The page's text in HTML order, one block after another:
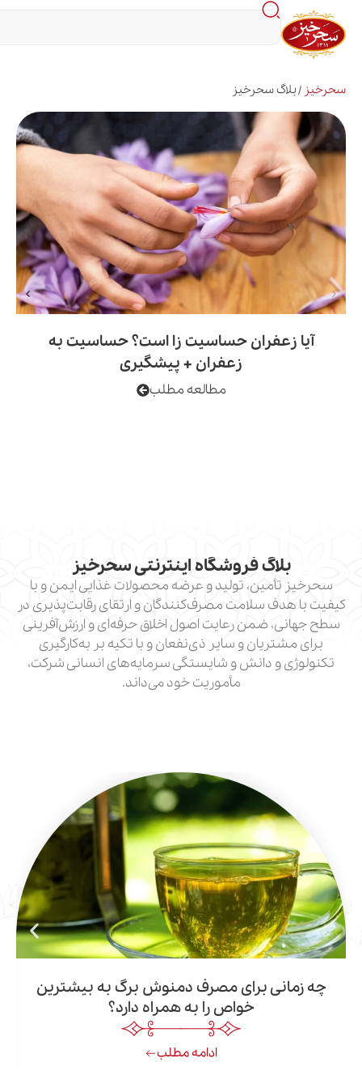
سحرخیز
زعفران حساسیت زا است؟ حساسیت به
زعفران + پیشگیری
مطالعه مطلب
فروشگاه اینترنتی سحرخیز
تولید و عرضه محصولات غذایی ایمن و با
سلامت مصرف‌کنندگان و ارتقای رقابت‌پذیری در
ضمن رعایت اصول اخلاق حرفه‌ای و ارزش‌آفرینی
و سایر ذی‌نفعان و با تکیه بر به‌کارگیری
و دانش و شایستگی سرمایه‌های انسانی شرکت،
مأموریت خود می‌داند.
برای مصرف دمنوش برگ به بیشترین
خواص را به همراه دارد؟
چگونه